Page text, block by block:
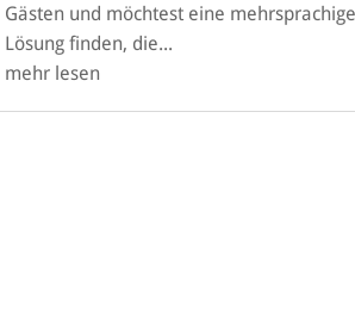
Gästen und möchtest eine
Lösung finden, die...
mehr lesen